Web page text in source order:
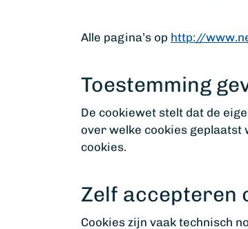
Alle pagina’s op http://
Toestemming
De cookiewet stelt dat de
over welke cookies
cookies.
Zelf accepteren
Cookies zijn vaak technisch